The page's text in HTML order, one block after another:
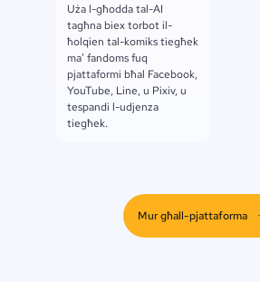
Uża l-għodda tal-AI
tagħna biex torbot il-
ħolqien tal-komiks tiegħek
ma’ fandoms fuq
pjattaformi bħal Facebook,
YouTube, Line, u Pixiv, u
tespandi l-udjenza
tiegħek.
Mur għall-pjattaforma